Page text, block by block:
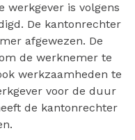
werkgever is volgens
De kantonrechter
afgewezen. De
de werknemer te
werkzaamheden te
voor de duur
de kantonrechter